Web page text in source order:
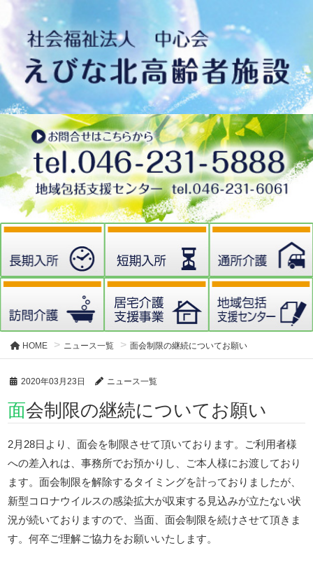
HOME ニュース一覧 面会制限の継続についてお願い
2020年03月23日 ニュース一覧
面会制限の継続についてお願い
2月28日より、面会を制限させて頂いております。ご利用者様
への差入れは、事務所でお預かりし、ご本人様にお渡しており
ます。面会制限を解除するタイミングを計っておりましたが、
新型コロナウイルスの感染拡大が収束する見込みが立たない状
況が続いておりますので、当面、面会制限を続けさせて頂きま
す。何卒ご理解ご協力をお願いいたします。